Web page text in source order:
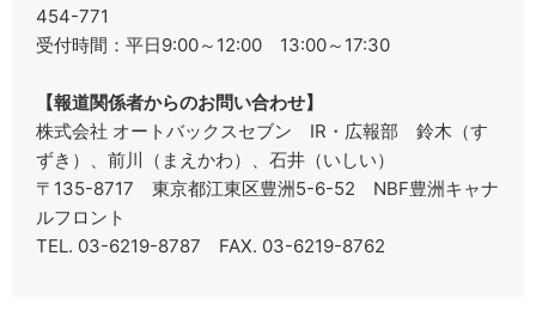
454-771
受付時間：平日9:00～12:00 13:00～17:30
【報道関係者からのお問い合わせ】
株式会社 オートバックスセブン IR・広報部 鈴木（す
ずき）、前川（まえかわ）、石井（いしい）
〒135-8717 東京都江東区豊洲5-6-52 NBF豊洲キャナ
ルフロント
TEL. 03-6219-8787 FAX. 03-6219-8762